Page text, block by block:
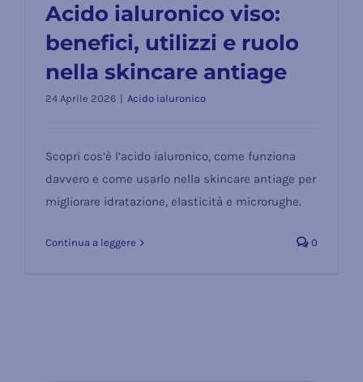
Acido ialuronico viso: benefici,
utilizzi e ruolo nella skincare
Acido ialuronico viso:
benefici, utilizzi e ruolo
nella skincare antiage
24 Aprile 2026 Acido ialuronico
Scopri cos’è l’acido ialuronico, come funziona
davvero e come usarlo nella skincare antiage per
migliorare idratazione, elasticità e microrughe.
Continua a leggere 0